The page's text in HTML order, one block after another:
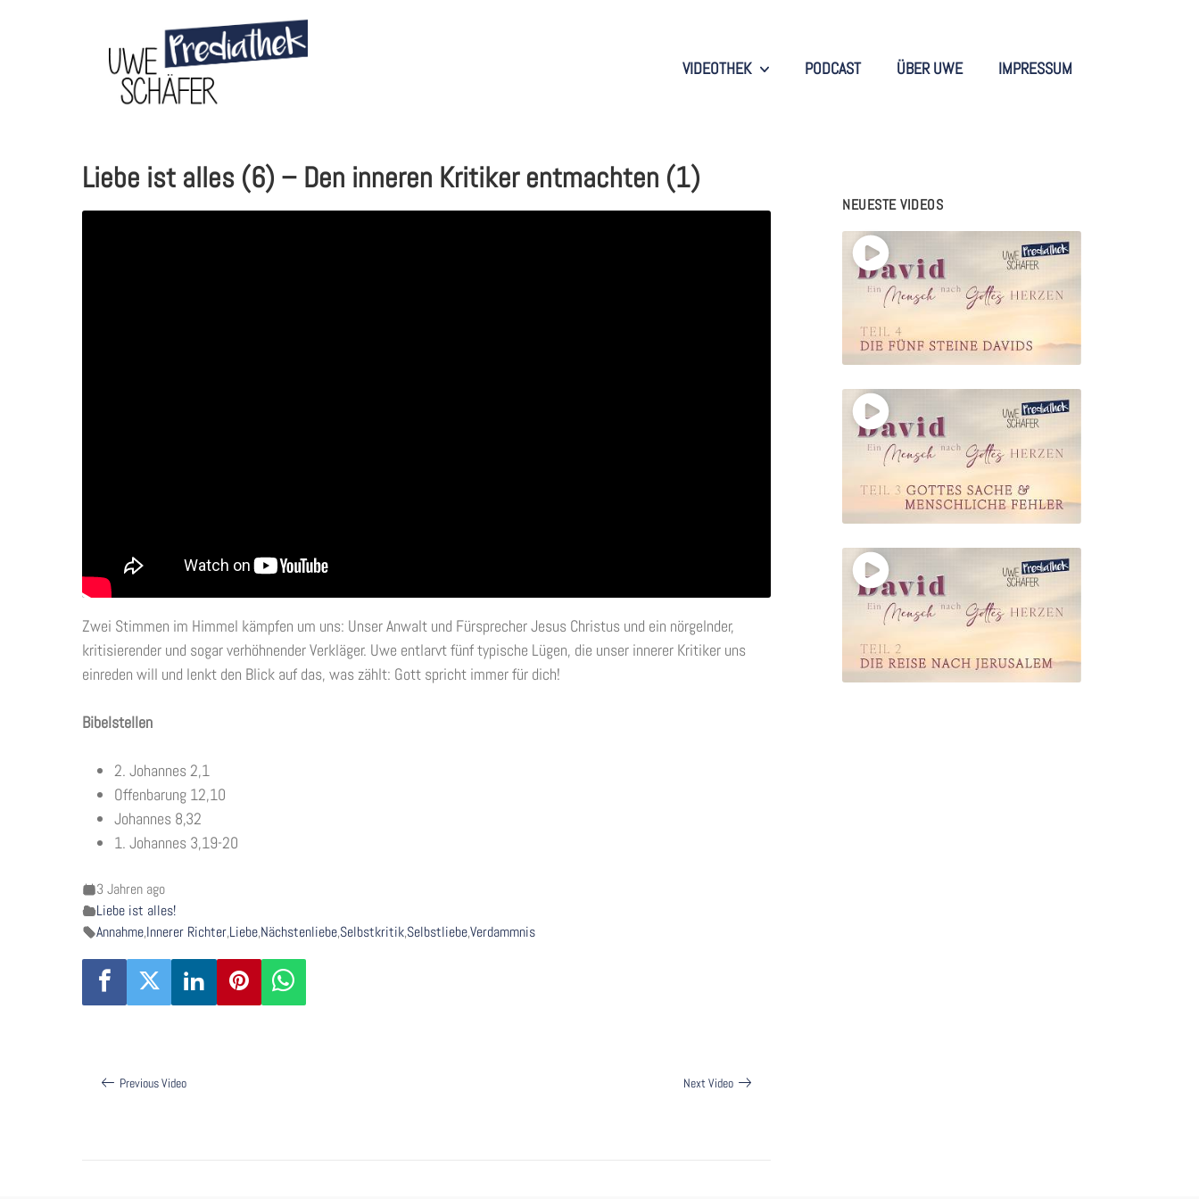
VIDEOTHEK PODCAST ÜBER UWE IMPRESSUM
Liebe ist alles (6) – Den inneren Kritiker entmachten (1)
Zwei Stimmen im Himmel kämpfen um uns: Unser Anwalt und Fürsprecher Jesus Christus und ein nörgelnder,
kritisierender und sogar verhöhnender Verkläger. Uwe entlarvt fünf typische Lügen, die unser innerer Kritiker uns
einreden will und lenkt den Blick auf das, was zählt: Gott spricht immer für dich!
Bibelstellen
2. Johannes 2,1
Offenbarung 12,10
Johannes 8,32
1. Johannes 3,19-20
3 Jahren ago
Liebe ist alles!
Annahme,Innerer Richter,Liebe,Nächstenliebe,Selbstkritik,Selbstliebe,Verdammnis
Beitragsnavigation
Previous Video Next Video
NEUESTE VIDEOS